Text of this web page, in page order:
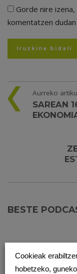
Gorde nire
komentatzen
Aurreko
SAREAN
BESTE
Cookieak
hobetzeko,